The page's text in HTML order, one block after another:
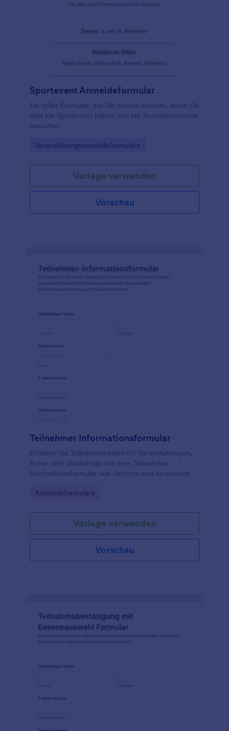
Sportevent Anmeldeformular
Ein tolles Formular, das Sie nutzen können, wenn Sie
bald ein Sportevent haben und ein Anmeldeformular
brauchen.
Go to Category:
Veranstaltungsanmeldeformulare
Vorlage verwenden
Vorschau
Teilnehmer Informationsformular
Erfassen Sie Teilnehmerdaten für Veranstaltungen,
Kurse oder Workshops mit dem Teilnehmer-
Informationsformular von Jotform und vereinfachen
Organisation und dokumentierter Einwilligung.
Go to Category:
Anmeldeformulare
Vorlage verwenden
Vorschau